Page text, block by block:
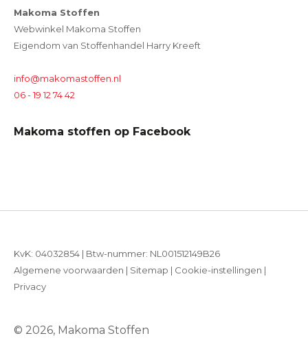
Makoma Stoffen
Webwinkel Makoma Stoffen
Eigendom van Stoffenhandel Harry Kreeft
info@makomastoffen.nl
06 - 19 12 74 42
Makoma stoffen op Facebook
© 2026, Makoma Stoffen
KvK: 04032854 | Btw-nummer: NL001512149B26
Algemene voorwaarden | Sitemap | Cookie-instellingen |
Privacy